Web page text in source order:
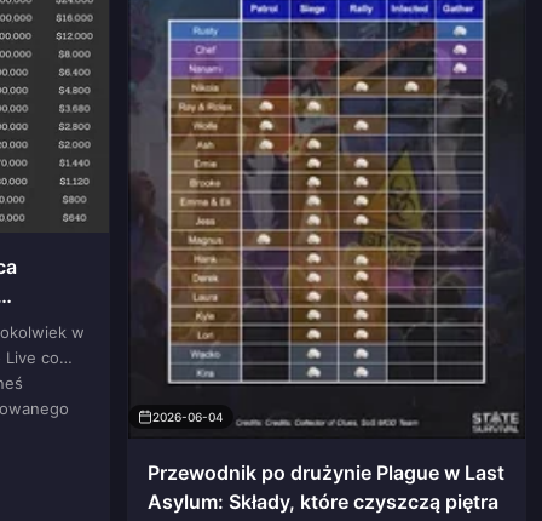
w
Live co
2026-06-04
Przewodnik po drużynie Plague w Last
Asylum: Składy, które czyszczą piętra